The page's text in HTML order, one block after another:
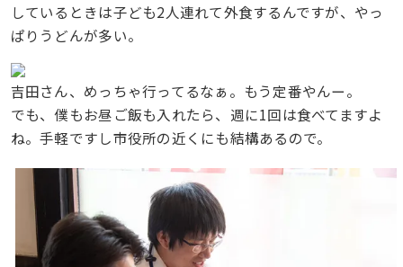
しているときは子ども2人連れて外食するんですが、やっ
ぱりうどんが多い。
吉田さん、めっちゃ行ってるなぁ。もう定番やんー。
でも、僕もお昼ご飯も入れたら、週に1回は食べてますよ
ね。手軽ですし市役所の近くにも結構あるので。